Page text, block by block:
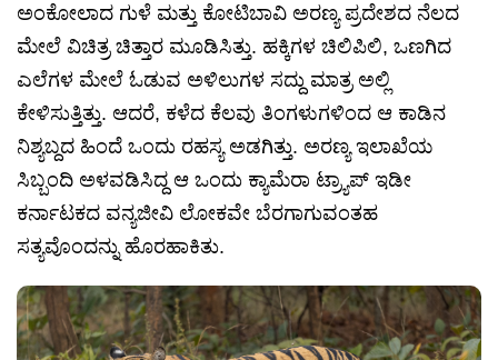
ಅಂಕೋಲಾದ ಗುಳೆ ಮತ್ತು ಕೋಟಿಬಾವಿ ಅರಣ್ಯ ಪ್ರದೇಶದ ನೆಲದ
ಮೇಲೆ ವಿಚಿತ್ರ ಚಿತ್ತಾರ ಮೂಡಿಸಿತ್ತು. ಹಕ್ಕಿಗಳ ಚಿಲಿಪಿಲಿ, ಒಣಗಿದ
ಎಲೆಗಳ ಮೇಲೆ ಓಡುವ ಅಳಿಲುಗಳ ಸದ್ದು ಮಾತ್ರ ಅಲ್ಲಿ
ಕೇಳಿಸುತ್ತಿತ್ತು. ಆದರೆ, ಕಳೆದ ಕೆಲವು ತಿಂಗಳುಗಳಿಂದ ಆ ಕಾಡಿನ
ನಿಶ್ಯಬ್ದದ ಹಿಂದೆ ಒಂದು ರಹಸ್ಯ ಅಡಗಿತ್ತು. ಅರಣ್ಯ ಇಲಾಖೆಯ
ಸಿಬ್ಬಂದಿ ಅಳವಡಿಸಿದ್ದ ಆ ಒಂದು ಕ್ಯಾಮೆರಾ ಟ್ರ್ಯಾಪ್ ಇಡೀ
ಕರ್ನಾಟಕದ ವನ್ಯಜೀವಿ ಲೋಕವೇ ಬೆರಗಾಗುವಂತಹ
ಸತ್ಯವೊಂದನ್ನು ಹೊರಹಾಕಿತು.